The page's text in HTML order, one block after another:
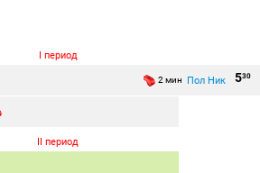
I период
530
2 мин Пол Ник
II период